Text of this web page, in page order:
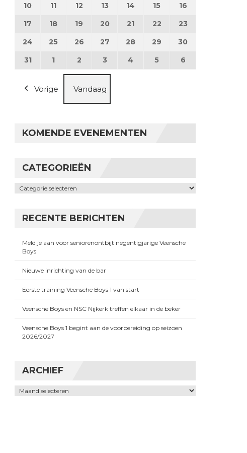
10 10 augustus 2026
11 11 augustus 2026
12 12 augustus 2026
13 13 augustus 2026
14 14 augustus 2026
15 15 augustus 2026
16
17 17 augustus 2026
18 18 augustus 2026
19 19 augustus 2026
20 20 augustus 2026
21 21 augustus 2026
22 22 augustus 2026
23
24 24 augustus 2026
25 25 augustus 2026
26 26 augustus 2026
27 27 augustus 2026
28 28 augustus 2026
29 29 augustus 2026
30
3131 augustus 2026
1 1 september 2026
2 2 september 2026
3 3 september 2026
4 4 september 2026
5 5 september 2026
6
Vorige Vandaag
KOMENDE EVENEMENTEN
CATEGORIEËN
Categorieën
RECENTE BERICHTEN
Meld je aan voor seniorenontbijt negentigjarige Veensche
Boys
Nieuwe inrichting van de bar
Eerste training Veensche Boys 1 van start
Veensche Boys en NSC Nijkerk treffen elkaar in de beker
Veensche Boys 1 begint aan de voorbereiding op seizoen
2026/2027
ARCHIEF
Archief